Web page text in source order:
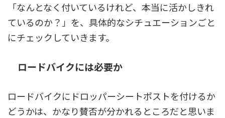
「なんとなく付いているけれど、本当に活かしきれ
ているのか？」を、具体的なシチュエーションごと
にチェックしていきます。
ロードバイクには必要か
ロードバイクにドロッパーシートポストを付けるか
どうかは、かなり賛否が分かれるところだと思いま